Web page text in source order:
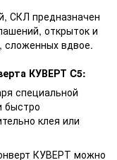
СКЛ предназначен
открыток и
сложенных вдвое.
КУВЕРТ C5:
специальной
быстро
клея или
КУВЕРТ можно